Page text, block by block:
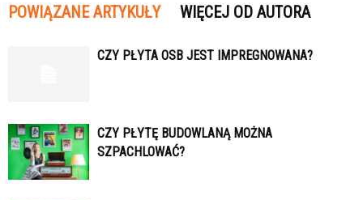
POWIĄZANE ARTYKUŁY WIĘCEJ OD AUTORA
CZY PŁYTA OSB JEST IMPREGNOWANA?
CZY PŁYTĘ BUDOWLANĄ MOŻNA
SZPACHLOWAĆ?